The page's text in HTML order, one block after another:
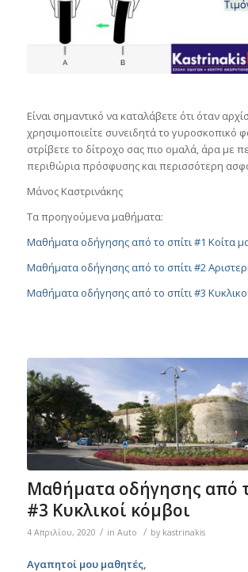
Είναι σημαντικό να καταλάβετε ότι όταν
χρησιμοποιείτε συνειδητά το γυροσκοπικό
στρίβετε το δίτροχο σας πιο ομαλά, άρα με
περιθώρια πρόσφυσης και περισσότερη
Μάνος Καστρινάκης
Τα προηγούμενα μαθήματα:
Μαθήματα οδήγησης από το σπίτι #1 Κοίτα
Μαθήματα οδήγησης από το σπίτι #2
Μαθήματα οδήγησης από το σπίτι #3
Μαθήματα οδήγησης από
#3 Κυκλικοί κόμβοι
4 Απριλίου, 2020 / in Auto / by kastrinakis
Αγαπητοί μου μαθητές,